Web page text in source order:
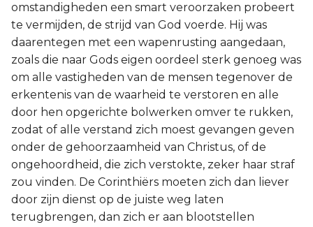
omstandigheden een smart veroorzaken probeert
te vermijden, de strijd van God voerde. Hij was
daarentegen met een wapenrusting aangedaan,
zoals die naar Gods eigen oordeel sterk genoeg was
om alle vastigheden van de mensen tegenover de
erkentenis van de waarheid te verstoren en alle
door hen opgerichte bolwerken omver te rukken,
zodat of alle verstand zich moest gevangen geven
onder de gehoorzaamheid van Christus, of de
ongehoordheid, die zich verstokte, zeker haar straf
zou vinden. De Corinthiërs moeten zich dan liever
door zijn dienst op de juiste weg laten
terugbrengen, dan zich er aan blootstellen